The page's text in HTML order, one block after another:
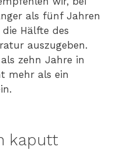
als fünf Jahren
Hälfte des
auszugeben.
zehn Jahre in
mehr als ein
kaputt